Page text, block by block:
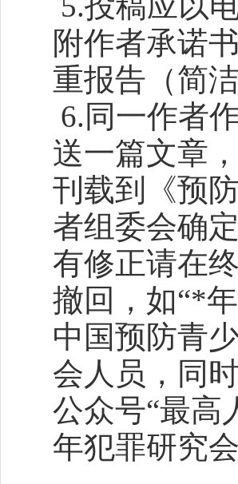
附作者承诺
重报告（简洁
6.同一作者
送一篇文章
刊载到《预
者组委会确
有修正请在
撤回，如“*
中国预防青
会人员，同
公众号“最高
年犯罪研究